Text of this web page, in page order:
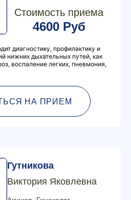
Стоимость приема
4600 Руб
диагностику, профилактику и
нижних дыхательных путей, как
воспаление легких, пневмония,
НА ПРИЕМ
Гутникова
Виктория Яковлевна